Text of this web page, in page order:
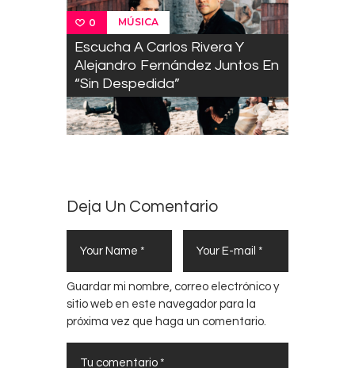
0 MÚSICA
Escucha A Carlos Rivera Y
Alejandro Fernández Juntos En
“Sin Despedida”
Deja Un Comentario
Guardar mi nombre, correo electrónico y
sitio web en este navegador para la
próxima vez que haga un comentario.